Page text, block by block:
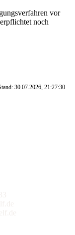
vor
noch
30.07.2026, 21:27:30